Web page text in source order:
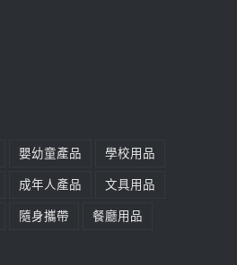
嬰幼童產品 學校用品
成年人產品 文具用品
隨身攜帶 餐廳用品